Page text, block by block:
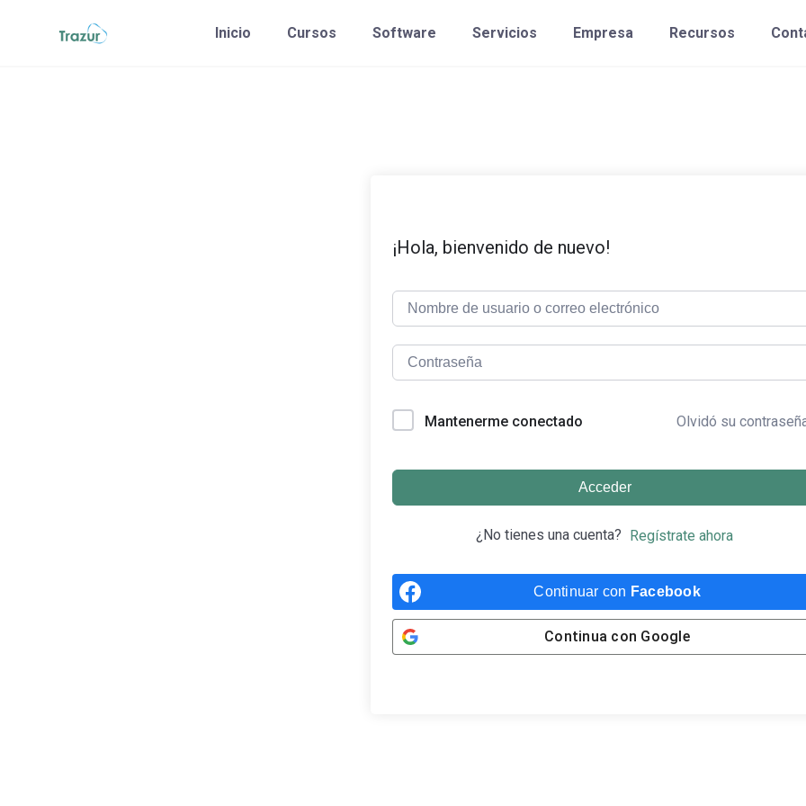
Inicio Cursos Software Servicios Empresa Recursos
¡Hola, bienvenido de nuevo!
Mantenerme conectado Olvidó su
Acceder
¿No tienes una cuenta? Regístrate ahora
Continuar con Facebook
Continua con Google